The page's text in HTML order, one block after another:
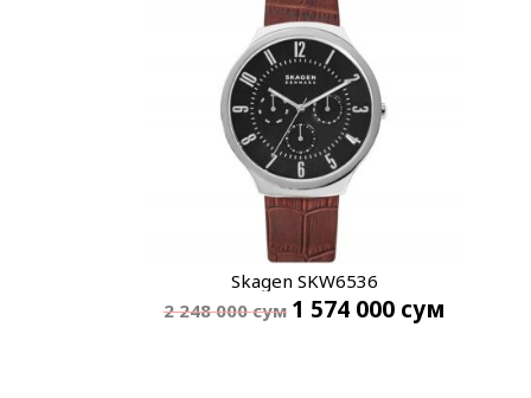
Skagen SKW6536
2 248 000сум 1 574 000 сум